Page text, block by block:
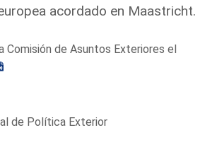
acordado en Maastricht.
Comisión de Asuntos Exteriores el
de Política Exterior